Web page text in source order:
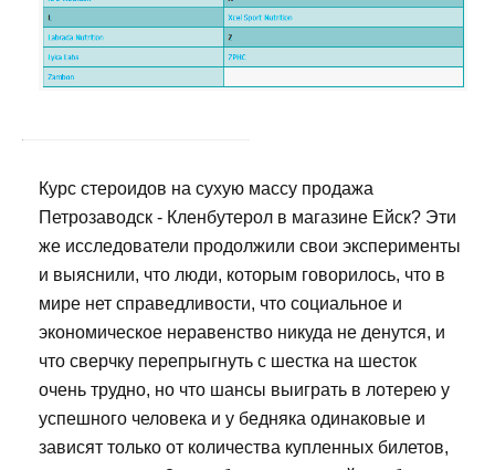
Курс стероидов на сухую массу продажа
Петрозаводск - Кленбутерол в магазине Ейск? Эти
же исследователи продолжили свои эксперименты
и выяснили, что люди, которым говорилось, что в
мире нет справедливости, что социальное и
экономическое неравенство никуда не денутся, и
что сверчку перепрыгнуть с шестка на шесток
очень трудно, но что шансы выиграть в лотерею у
успешного человека и у бедняка одинаковые и
зависят только от количества купленных билетов,